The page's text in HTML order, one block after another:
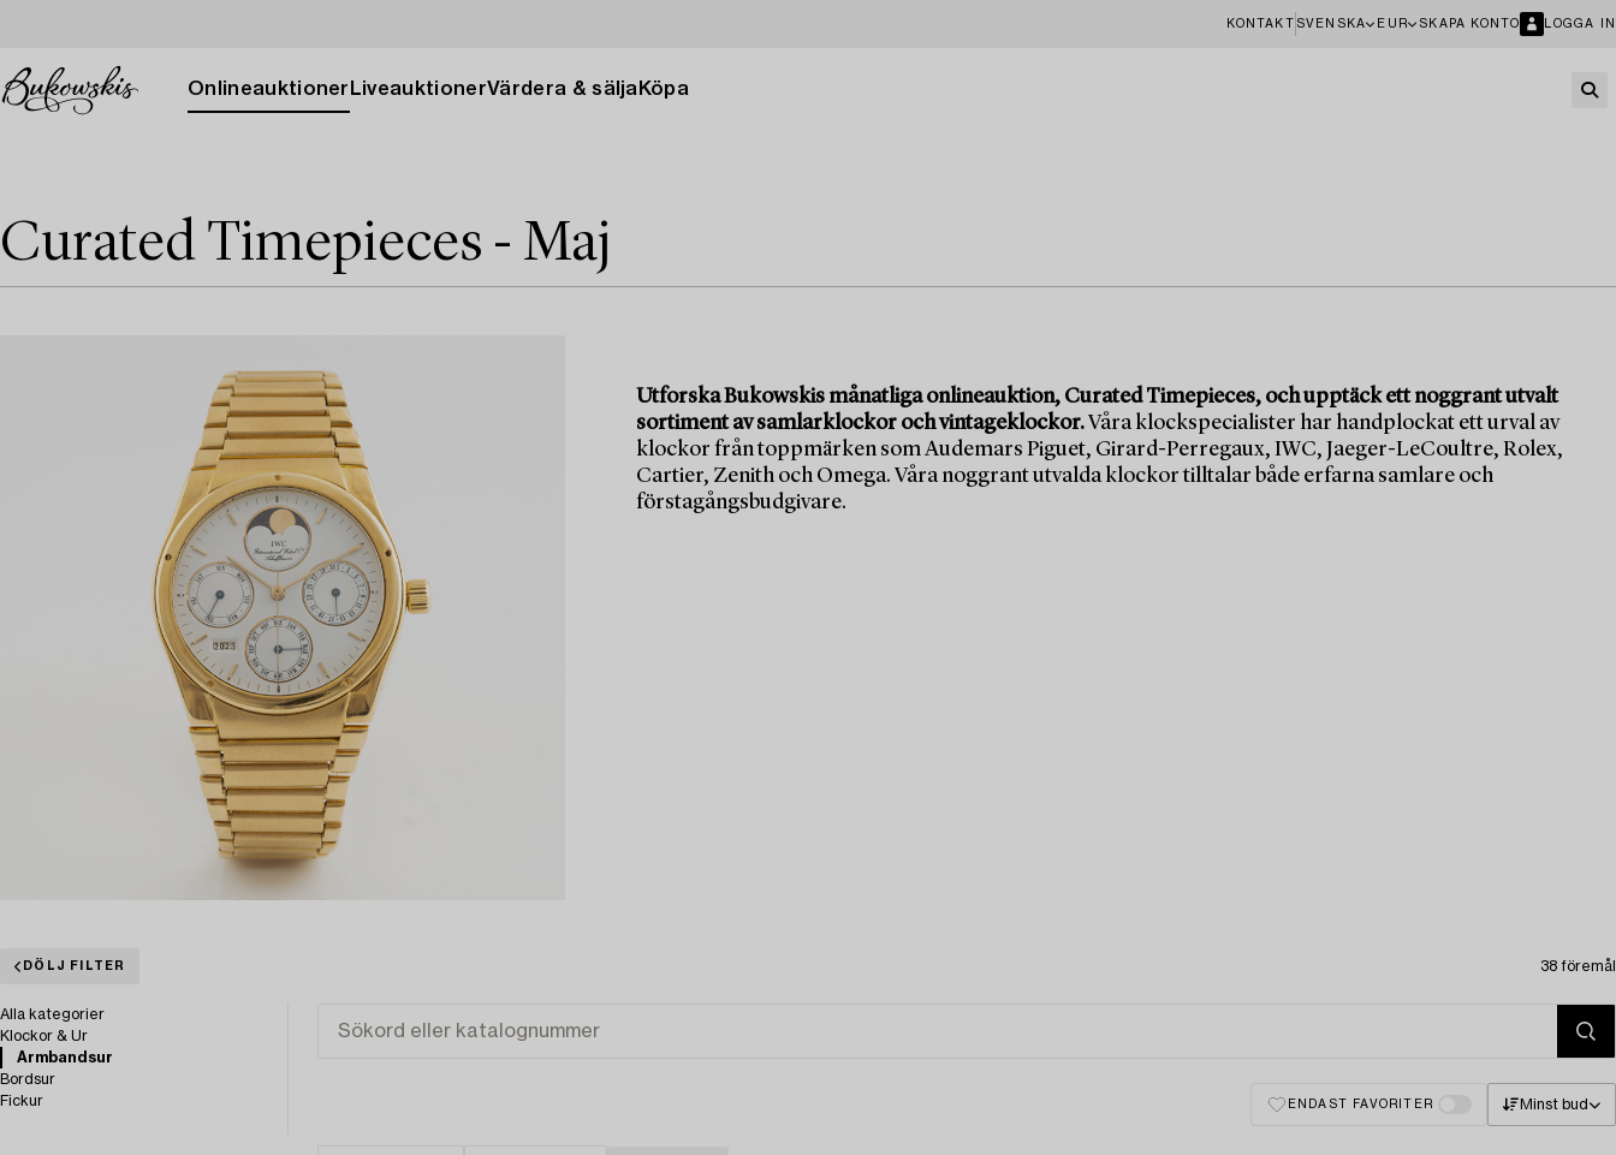
KONTAKT SVENSKA EUR SKAPA KONTO LOGGA IN
Onlineauktioner LiveauktionerVärdera & sälja Köpa
Curated Timepieces - Maj
Utforska Bukowskis månatliga onlineauktion, Curated Timepieces, och upptäck ett noggrant utvalt
sortiment av samlarklockor och vintageklockor.Våra klockspecialister har handplockat ett urval av
klockor från toppmärken som Audemars Piguet, Girard-Perregaux, IWC, Jaeger-LeCoultre, Rolex,
Cartier, Zenith och Omega. Våra noggrant utvalda klockor tilltalar både erfarna samlare och
förstagångsbudgivare.
DÖLJ FILTER 38 föremål
Alla kategorier
Klockor & Ur
Armbandsur
Bordsur
Fickur
ENDAST FAVORITER Minst bud